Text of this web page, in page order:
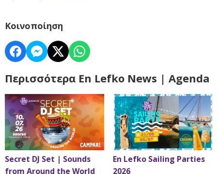
Κοινοποίηση
Περισσότερα En Lefko News | Agenda
Secret DJ Set | Sounds
from Around the World
En Lefko Sailing Parties
2026